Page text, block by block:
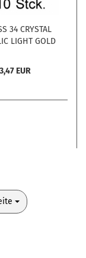
34 CRYSTAL
LIGHT GOLD
3,47 EUR